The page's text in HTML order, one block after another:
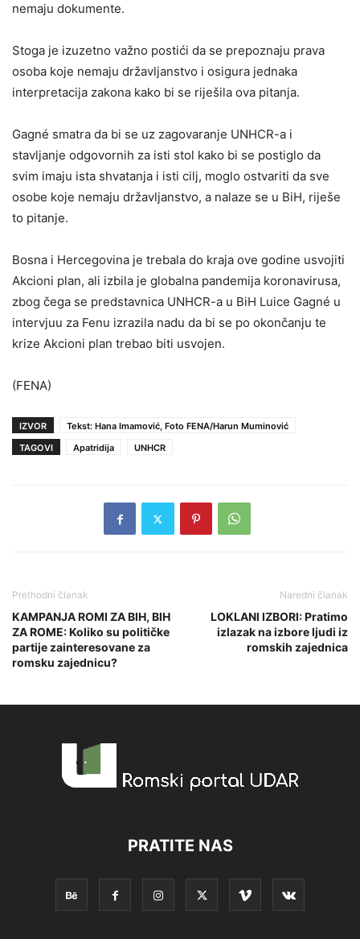
nemaju dokumente.
Stoga je izuzetno važno postići da se prepoznaju prava
osoba koje nemaju državljanstvo i osigura jednaka
interpretacija zakona kako bi se riješila ova pitanja.
Gagné smatra da bi se uz zagovaranje UNHCR-a i
stavljanje odgovornih za isti stol kako bi se postiglo da
svim imaju ista shvatanja i isti cilj, moglo ostvariti da sve
osobe koje nemaju državljanstvo, a nalaze se u BiH, riješe
to pitanje.
Bosna i Hercegovina je trebala do kraja ove godine usvojiti
Akcioni plan, ali izbila je globalna pandemija koronavirusa,
zbog čega se predstavnica UNHCR-a u BiH Luice Gagné u
intervjuu za Fenu izrazila nadu da bi se po okončanju te
krize Akcioni plan trebao biti usvojen.
(FENA)
IZVOR
Tekst: Hana Imamović, Foto FENA/Harun Muminović
TAGOVI
Apatridija UNHCR
Prethodni članak
KAMPANJA ROMI ZA BIH, BIH
ZA ROME: Koliko su političke
partije zainteresovane za
romsku zajednicu?
Naredni članak
LOKLANI IZBORI: Pratimo
izlazak na izbore ljudi iz
romskih zajednica
PRATITE NAS